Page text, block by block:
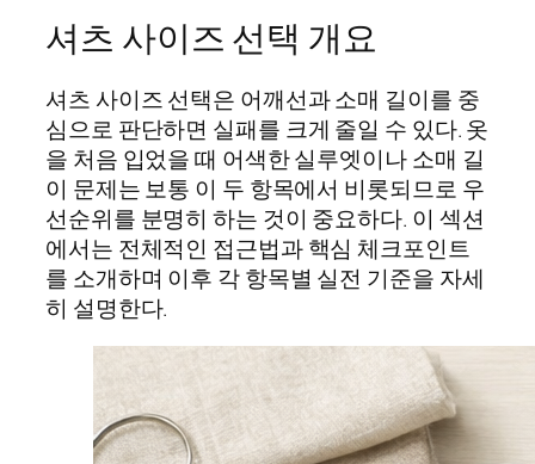
셔츠 사이즈 선택 개요
셔츠 사이즈 선택은 어깨선과 소매 길이를 중
심으로 판단하면 실패를 크게 줄일 수 있다. 옷
을 처음 입었을 때 어색한 실루엣이나 소매 길
이 문제는 보통 이 두 항목에서 비롯되므로 우
선순위를 분명히 하는 것이 중요하다. 이 섹션
에서는 전체적인 접근법과 핵심 체크포인트
를 소개하며 이후 각 항목별 실전 기준을 자세
히 설명한다.